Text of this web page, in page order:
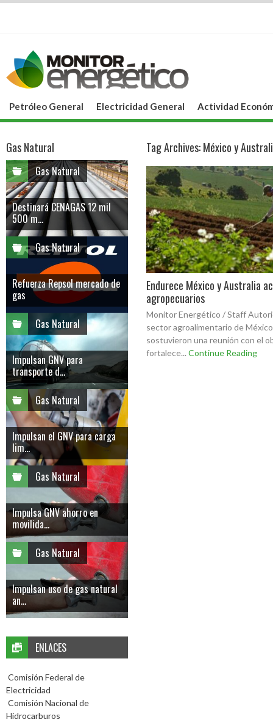
Petróleo General Electricidad General Actividad
Tag Archives:México y
Endurece México y Australia
agropecuarios
Monitor Energético / Staff
sector agroalimentario de
sostuvieron una reunión con el
fortalece... Continue Reading
Gas Natural
Gas Natural
Destinará CENAGAS 12 mil
500 m...
Gas Natural
Refuerza Repsol mercado de
gas
Gas Natural
Impulsan GNV para
transporte d...
Gas Natural
Impulsan el GNV para carga
lim...
Gas Natural
Impulsa GNV ahorro en
movilida...
Gas Natural
Impulsan uso de gas natural
an...
ENLACES
Comisión Federal de
Electricidad
Comisión Nacional de
Hidrocarburos